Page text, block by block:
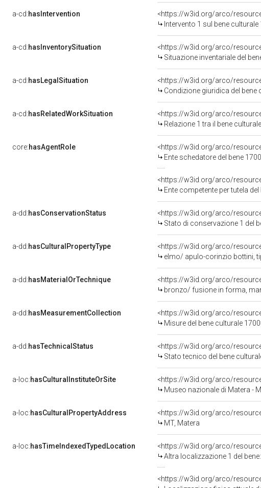
a-cd:hasIntervention
<https://w3id.org/arco/
Intervento 1 sul bene
a-cd:hasInventorySituation
<https://w3id.org/arco/
Situazione inventariale del
a-cd:hasLegalSituation
<https://w3id.org/arco/
Condizione giuridica del
a-cd:hasRelatedWorkSituation
<https://w3id.org/arco/
Relazione 1 tra il bene
core:hasAgentRole
<https://w3id.org/arco/
Ente schedatore del bene
<https://w3id.org/arco/
Ente competente per tutela
a-dd:hasConservationStatus
<https://w3id.org/arco/
Stato di conservazione 1 del
a-dd:hasCulturalPropertyType
<https://w3id.org/arco/
elmo/ apulo-corinzio bottini,
a-dd:hasMaterialOrTechnique
<https://w3id.org/arco/
bronzo/ fusione in forma,
a-dd:hasMeasurementCollection
<https://w3id.org/arco/
Misure del bene culturale
a-dd:hasTechnicalStatus
<https://w3id.org/arco/
Stato tecnico del bene
a-loc:hasCulturalInstituteOrSite
<https://w3id.org/arco/
Museo nazionale di Matera -
a-loc:hasCulturalPropertyAddress
<https://w3id.org/arco/
MT, Matera
a-loc:hasTimeIndexedTypedLocation
<https://w3id.org/arco/
Altra localizzazione 1 del
<https://w3id.org/arco/